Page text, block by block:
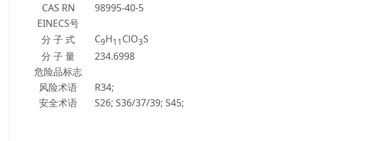
CAS RN
98995-40-5
EINECS号
分 子 式
C9H11 ClO3S
分 子 量
234.6998
危险品标志
风险术语
R34;
安全术语
S26; S36/37/39; S45;